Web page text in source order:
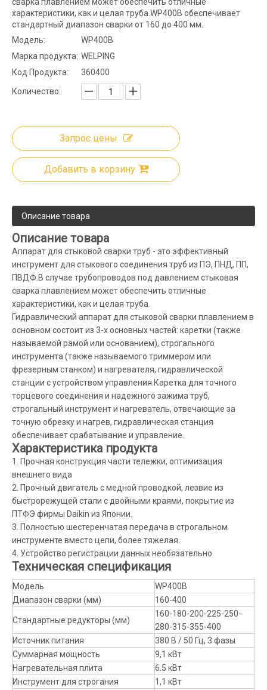
характеристики, как и целая труба.WP400B обеспечивает
стандартный диапазон сварки от 160 до 400 мм.
Модель:
WP400B
Марка продукта: WELPING
Код Продукта:
360400
Количество:
Запрос цены
Добавить в корзину
Описание товара
Описание товара
Аппарат для стыковой сварки труб - это эффективный
инструмент для стыкового соединения труб из ПЭ, ПНД, ПП,
ПВДФ.В случае трубопроводов под давлением стыковая
сварка плавлением может обеспечить отличные
характеристики, как и целая труба.
Гидравлический аппарат для стыковой сварки плавлением в
основном состоит из 3-х основных частей: каретки (также
называемой рамой или основанием), строгального
инструмента (также называемого триммером или
фрезерным станком) и нагревателя, гидравлической
станции с устройством управления.Каретка для точного
торцевого соединения и надежного зажима труб,
строгальный инструмент и нагреватель, отвечающие за
точную обрезку и нагрев, гидравлическая станция
обеспечивает срабатывание и управление.
Характеристика продукта
1. Прочная конструкция части тележки, оптимизация
внешнего вида
2. Прочный двигатель с медной проводкой, лезвие из
быстрорежущей стали с двойными краями, покрытие из
ПТФЭ фирмы Daikin из Японии.
3. Полностью шестеренчатая передача в строгальном
инструменте вместо цепи, более тяжелая.
4. Устройство регистрации данных необязательно
Техническая спецификация
Модель
WP400B
Диапазон сварки (мм)
160-400
Стандартные редукторы (мм)
160-180-200-225-250-
280-315-355-400
Источник питания
380 В / 50 Гц, 3 фазы
Суммарная мощность
9,1 кВт
Нагревательная плита
6.5 кВт
Инструмент для строгания
1,1 кВт